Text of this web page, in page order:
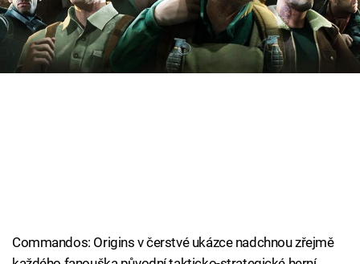
Cool Esport
Pořady
Sledujte nás
Commandos: Origins v čerstvé ukázce nadchnou zřejmě